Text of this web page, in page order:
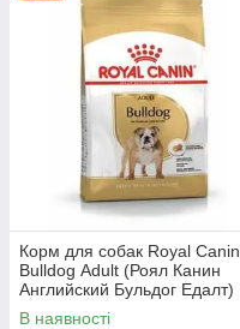
Корм для собак Royal Canin
Bulldog Аdult (Роял Канин
Английский Бульдог Едалт)
12 кг
В наявності